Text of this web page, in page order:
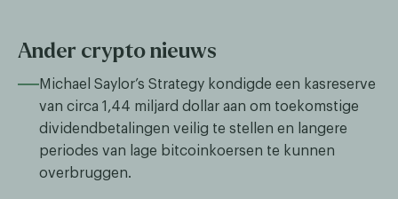
Ander crypto nieuws
Michael Saylor’s Strategy kondigde een kasreserve
van circa 1,44 miljard dollar aan om toekomstige
dividendbetalingen veilig te stellen en langere
periodes van lage bitcoinkoersen te kunnen
overbruggen.